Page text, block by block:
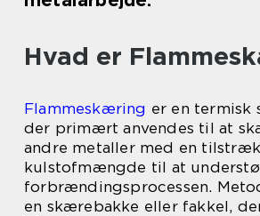
Hvad er
Flammeskæring er en termisk
der primært anvendes til at
andre metaller med en
kulstofmængde til at
forbrændingsprocessen.
en skærebakke eller fakkel,